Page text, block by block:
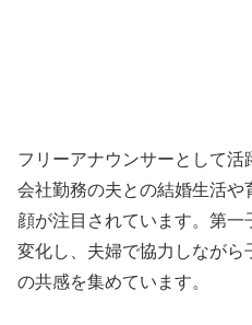
フリーアナウンサーとして
会社勤務の夫との結婚生活
顔が注目されています。第一
変化し、夫婦で協力しながら
の共感を集めています。